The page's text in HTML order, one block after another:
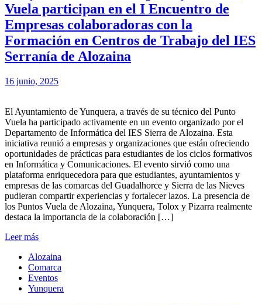
Vuela participan en el I Encuentro de
Empresas colaboradoras con la
Formación en Centros de Trabajo del IES
Serranía de Alozaina
16 junio, 2025
El Ayuntamiento de Yunquera, a través de su técnico del Punto
Vuela ha participado activamente en un evento organizado por el
Departamento de Informática del IES Sierra de Alozaina. Esta
iniciativa reunió a empresas y organizaciones que están ofreciendo
oportunidades de prácticas para estudiantes de los ciclos formativos
en Informática y Comunicaciones. El evento sirvió como una
plataforma enriquecedora para que estudiantes, ayuntamientos y
empresas de las comarcas del Guadalhorce y Sierra de las Nieves
pudieran compartir experiencias y fortalecer lazos. La presencia de
los Puntos Vuela de Alozaina, Yunquera, Tolox y Pizarra realmente
destaca la importancia de la colaboración […]
Leer más
Alozaina
Comarca
Eventos
Yunquera